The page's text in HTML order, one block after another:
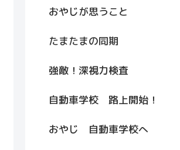
おやじが思うこと
たまたまの同期
強敵！深視力検査
自動車学校 路上開始！
おやじ 自動車学校へ